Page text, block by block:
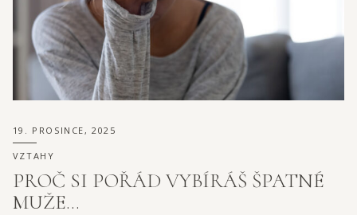
19. PROSINCE, 2025
VZTAHY
PROČ SI POŘÁD VYBÍRÁŠ ŠPATNÉ
MUŽE…